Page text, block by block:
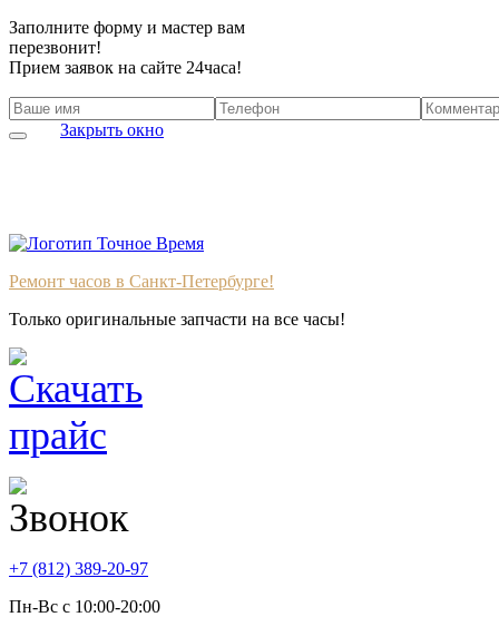
Заполните форму и мастер вам
перезвонит!
Прием заявок на сайте 24часа!
Закрыть окно
Ремонт часов в Санкт-Петербурге!
Только оригинальные запчасти на все часы!
+7 (812) 389-20-97
Пн-Вс с 10:00-20:00